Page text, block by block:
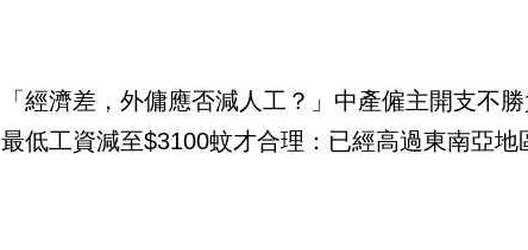
「經濟差，外傭應否減人工？」中產僱主開支不
最低工資減至$3100蚊才合理：已經高過東南亞地